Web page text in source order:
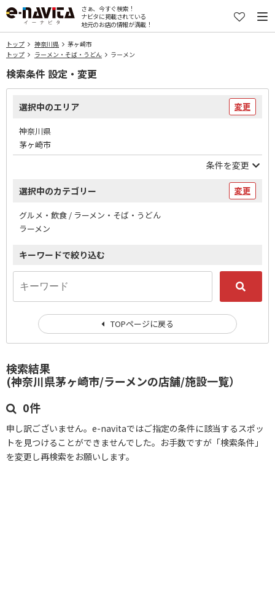
さぁ、今すぐ検索！
ナビタに掲載されている
地元のお店の情報が満載！
トップ 神奈川県
茅ヶ崎市
トップ
ラーメン・そば・うどん ラーメン
検索結果
(神奈川県茅ヶ崎市/ラーメンの店舗/施設一覧）
0件
申し訳ございません。e-navitaではご指定の条件に該当するスポッ
トを見つけることができませんでした。お手数ですが「検索条件」
を変更し再検索をお願いします。
検索条件 設定・変更
選択中のエリア 変更
神奈川県
茅ヶ崎市
条件を変更
選択中のカテゴリー 変更
グルメ・飲食 / ラーメン・そば・うどん
ラーメン
キーワードで絞り込む
TOPページに戻る